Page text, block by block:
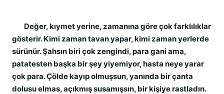
Değer, kıymet yerine, zamanına göre çok farklılıklar
gösterir. Kimi zaman tavan yapar, kimi zaman yerlerde
sürünür. Şahsın biri çok zengindi, para gani ama,
patatesten başka bir şey yiyemiyor, hasta neye yarar
çok para. Çölde kayıp olmuşsun, yanında bir çanta
dolusu elmas, açıkmış susamışsın, bir kişiye rastladın.